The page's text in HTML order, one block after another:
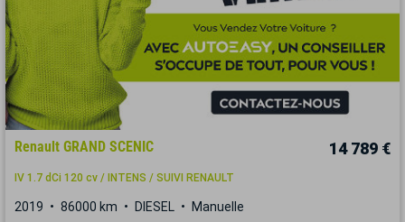
Renault GRAND SCENIC 14 789 €
IV 1.7 dCi 120 cv / INTENS / SUIVI RENAULT
2019 86000 km DIESEL Manuelle